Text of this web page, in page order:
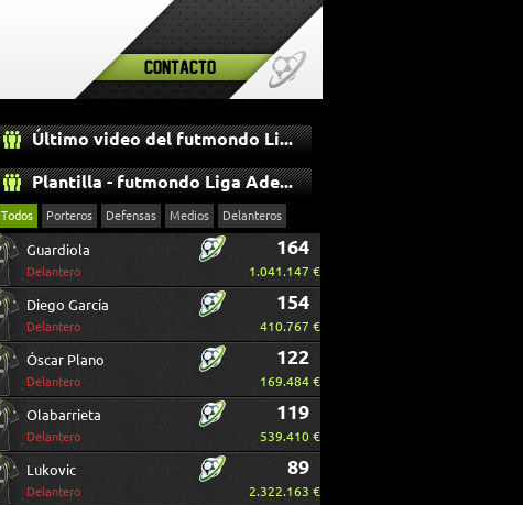
Contacto
Último video del futmondo Liga Adelante
Plantilla - futmondo Liga Adelante
Todos Porteros Defensas Medios Delanteros
Guardiola
Delantero
164
1.041.147 €
Diego García
Delantero
154
410.767 €
Óscar Plano
Delantero
122
169.484 €
Olabarrieta
Delantero
119
539.410 €
Lukovic
Delantero
89
2.322.163 €